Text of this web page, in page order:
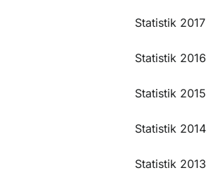
Statistik 2017
Statistik 2016
Statistik 2015
Statistik 2014
Statistik 2013